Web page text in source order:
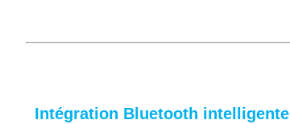
Intégration Bluetooth intelligente